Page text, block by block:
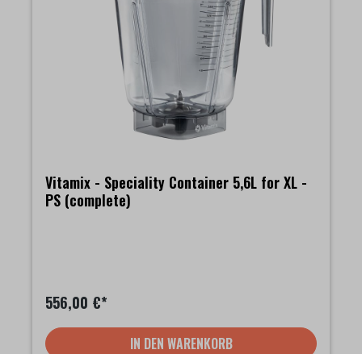
Vitamix - Speciality Container 5,6L for XL -
PS (complete)
556,00 €*
IN DEN WARENKORB